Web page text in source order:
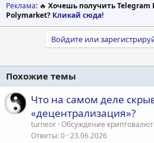
Реклама: 🔥 Хочешь получить Telegram
Polymarket? Кликай сюда!
Войдите или
Похожие темы
Что на самом деле
«децентрализация»?
turneor Обсуждение
Ответы 0 23.06.2026